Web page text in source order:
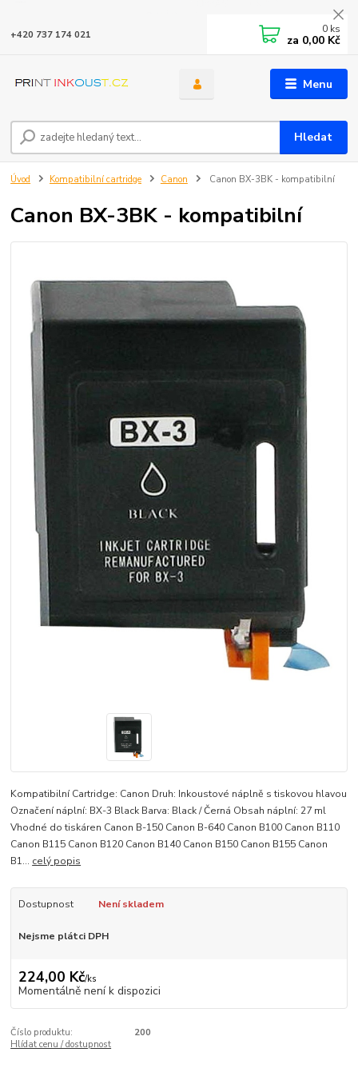
Menu
Hledat
+420 737 174 021 0 ks
za 0,00 Kč
Úvod Kompatibilní cartridge Canon Canon BX-3BK - kompatibilní
Canon BX-3BK - kompatibilní
Kompatibilní Cartridge: Canon Druh: Inkoustové náplně s tiskovou hlavou
Označení náplní: BX-3 Black Barva: Black / Černá Obsah náplní: 27 ml
Vhodné do tiskáren Canon B-150 Canon B-640 Canon B100 Canon B110
Canon B115 Canon B120 Canon B140 Canon B150 Canon B155 Canon
B1... celý popis
Dostupnost Není skladem
Nejsme plátci DPH
224,00 Kč/ks
Momentálně není k dispozici
Číslo produktu:
200
Hlídat cenu / dostupnost